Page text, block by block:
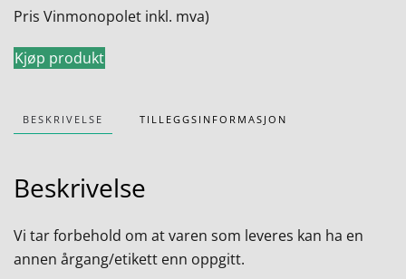
Pris Vinmonopolet inkl. mva)
Kjøp produkt
BESKRIVELSE TILLEGGSINFORMASJON
Beskrivelse
Vi tar forbehold om at varen som leveres kan ha en
annen årgang/etikett enn oppgitt.